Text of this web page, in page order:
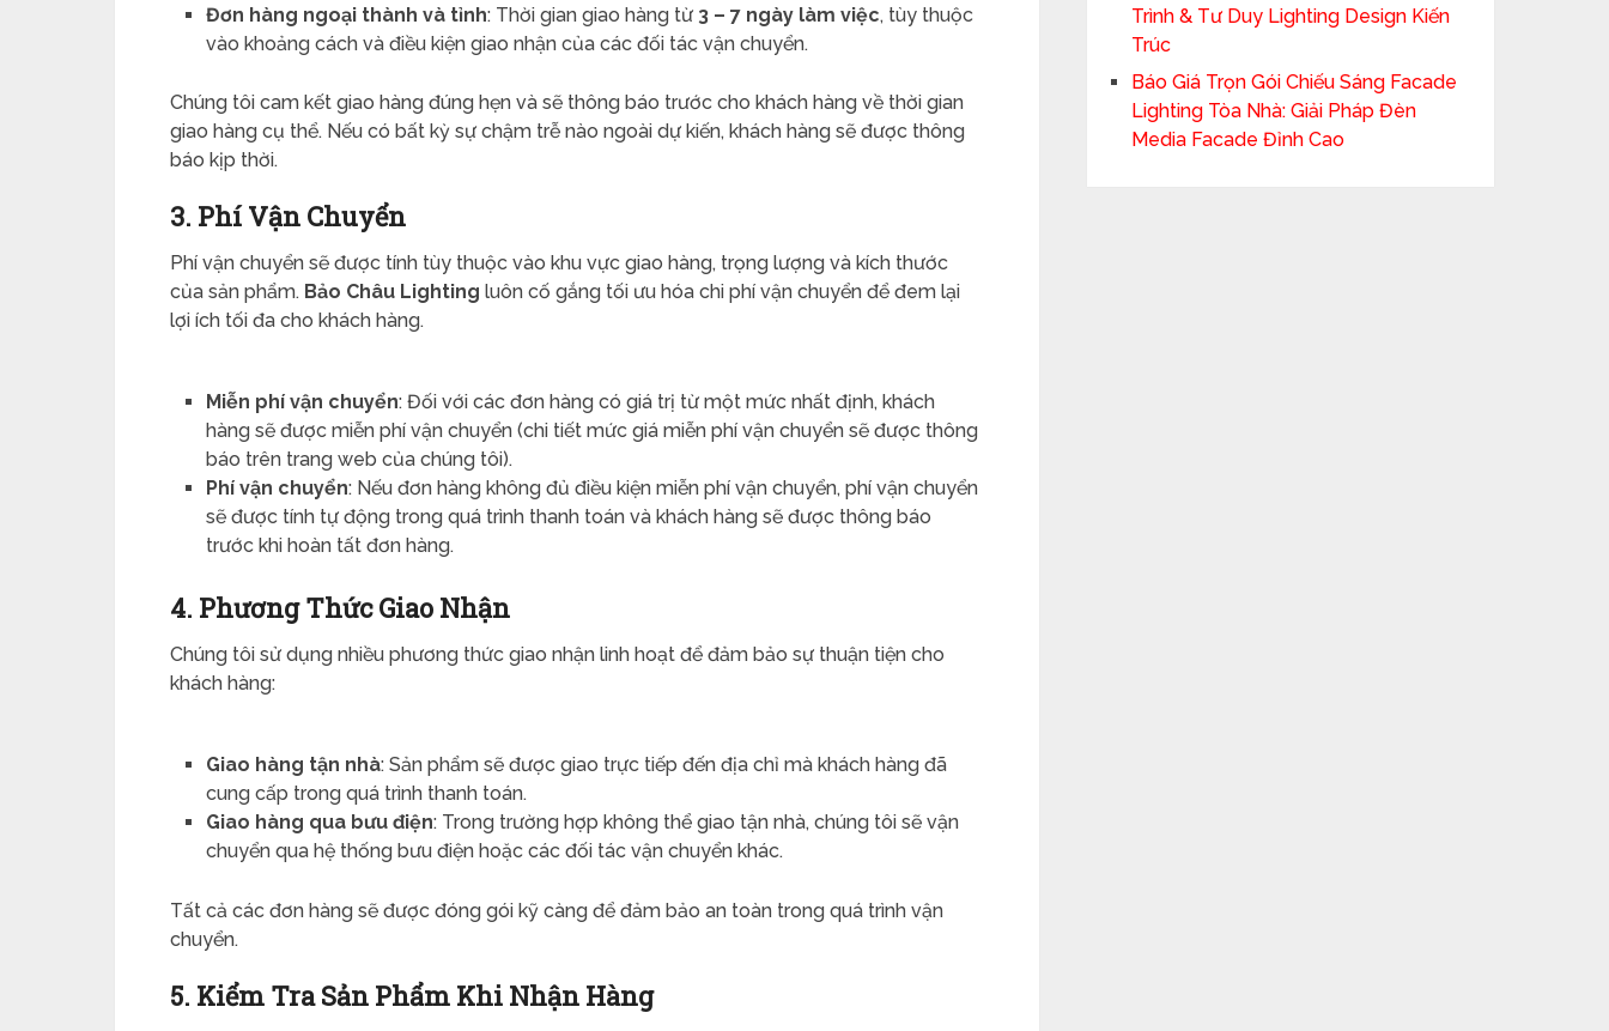
Đơn hàng ngoại thành và tỉnh: Thời gian giao hàng từ 3 – 7 ngày làm việc, tùy thuộc
vào khoảng cách và điều kiện giao nhận của các đối tác vận chuyển.
Chúng tôi cam kết giao hàng đúng hẹn và sẽ thông báo trước cho khách hàng về thời gian
giao hàng cụ thể. Nếu có bất kỳ sự chậm trễ nào ngoài dự kiến, khách hàng sẽ được thông
báo kịp thời.
3. Phí Vận Chuyển
Phí vận chuyển sẽ được tính tùy thuộc vào khu vực giao hàng, trọng lượng và kích thước
của sản phẩm. Bảo Châu Lighting luôn cố gắng tối ưu hóa chi phí vận chuyển để đem lại
lợi ích tối đa cho khách hàng.
Miễn phí vận chuyển: Đối với các đơn hàng có giá trị từ một mức nhất định, khách
hàng sẽ được miễn phí vận chuyển (chi tiết mức giá miễn phí vận chuyển sẽ được thông
báo trên trang web của chúng tôi).
Phí vận chuyển: Nếu đơn hàng không đủ điều kiện miễn phí vận chuyển, phí vận chuyển
sẽ được tính tự động trong quá trình thanh toán và khách hàng sẽ được thông báo
trước khi hoàn tất đơn hàng.
4. Phương Thức Giao Nhận
Chúng tôi sử dụng nhiều phương thức giao nhận linh hoạt để đảm bảo sự thuận tiện cho
khách hàng:
Giao hàng tận nhà: Sản phẩm sẽ được giao trực tiếp đến địa chỉ mà khách hàng đã
cung cấp trong quá trình thanh toán.
Giao hàng qua bưu điện: Trong trường hợp không thể giao tận nhà, chúng tôi sẽ vận
chuyển qua hệ thống bưu điện hoặc các đối tác vận chuyển khác.
Tất cả các đơn hàng sẽ được đóng gói kỹ càng để đảm bảo an toàn trong quá trình vận
chuyển.
5. Kiểm Tra Sản Phẩm Khi Nhận Hàng
Trình & Tư Duy Lighting Design Kiến
Trúc
Báo Giá Trọn Gói Chiếu Sáng Facade
Lighting Tòa Nhà: Giải Pháp Đèn
Media Facade Đỉnh Cao